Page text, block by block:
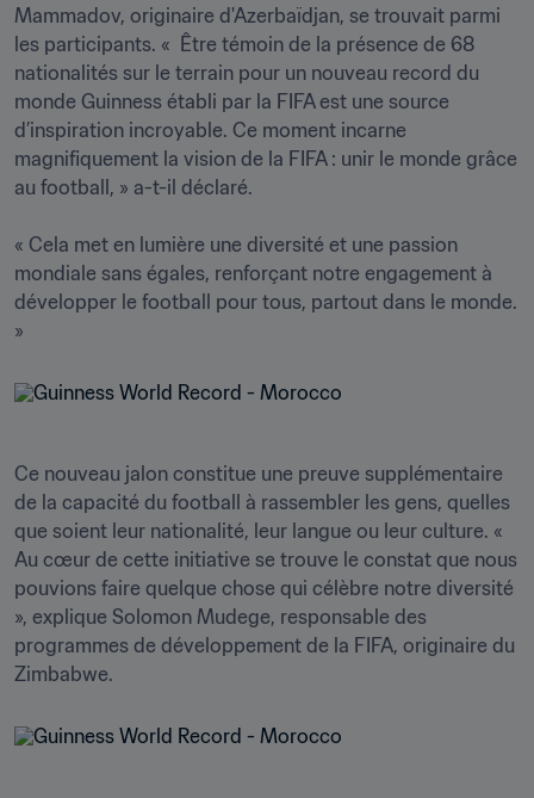
Mammadov, originaire d'Azerbaïdjan, se trouvait parmi
les participants. «  Être témoin de la présence de 68
nationalités sur le terrain pour un nouveau record du
monde Guinness établi par la FIFA est une source
d’inspiration incroyable. Ce moment incarne
magnifiquement la vision de la FIFA : unir le monde grâce
au football, » a-t-il déclaré.
« Cela met en lumière une diversité et une passion
mondiale sans égales, renforçant notre engagement à
développer le football pour tous, partout dans le monde.
»
Ce nouveau jalon constitue une preuve supplémentaire
de la capacité du football à rassembler les gens, quelles
que soient leur nationalité, leur langue ou leur culture. «
Au cœur de cette initiative se trouve le constat que nous
pouvions faire quelque chose qui célèbre notre diversité
», explique Solomon Mudege, responsable des
programmes de développement de la FIFA, originaire du
Zimbabwe.